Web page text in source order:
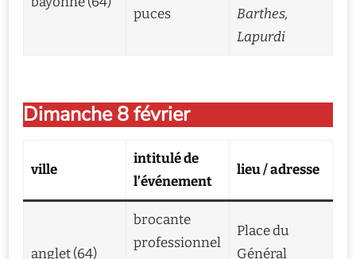
puces
Barthes,
Lapurdi
Dimanche 8 février
ville
intitulé de
l’événement
lieu / adresse
anglet (64)
brocante
professionnel
Place du
Général